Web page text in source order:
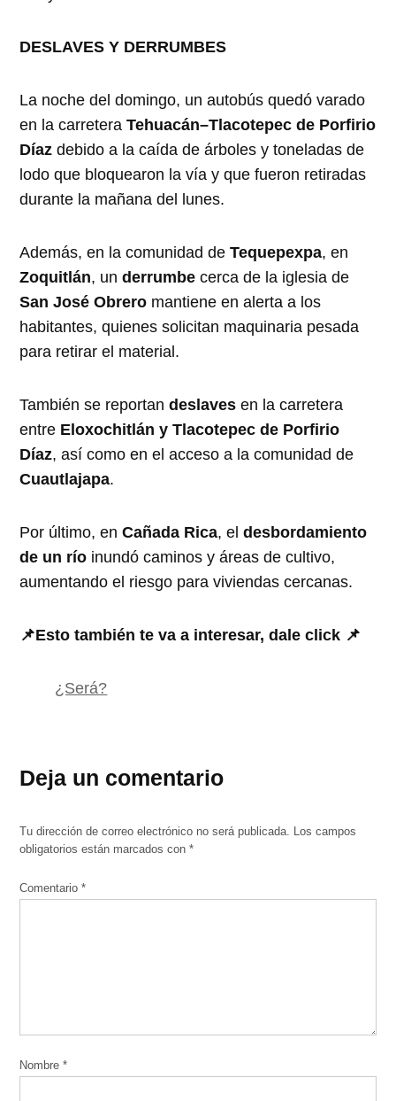
DESLAVES Y DERRUMBES
La noche del domingo, un autobús quedó varado
en la carreteraTehuacán–Tlacotepec de Porfirio
Díaz debido a la caída de árboles y toneladas de
lodo que bloquearon la vía y que fueron retiradas
durante la mañana del lunes.
Además, en la comunidad deTequepexpa, en
Zoquitlán, underrumbe cerca de la iglesia de
San José Obrero mantiene en alerta a los
habitantes, quienes solicitan maquinaria pesada
para retirar el material.
También se reportandeslaves en la carretera
entre Eloxochitlán y Tlacotepec de Porfirio
Díaz, así como en el acceso a la comunidad de
Cuautlajapa.
Por último, enCañada Rica, eldesbordamiento
de un río inundó caminos y áreas de cultivo,
aumentando el riesgo para viviendas cercanas.
📌Esto también te va a interesar, dale click 📌
¿Será?
Deja un comentario
Tu dirección de correo electrónico no será publicada.
Los campos
obligatorios están marcados con*
Comentario*
Nombre*